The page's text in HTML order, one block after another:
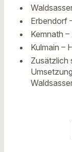
Erbendorf
Kemnath
Kulmain –
Zusätzlich